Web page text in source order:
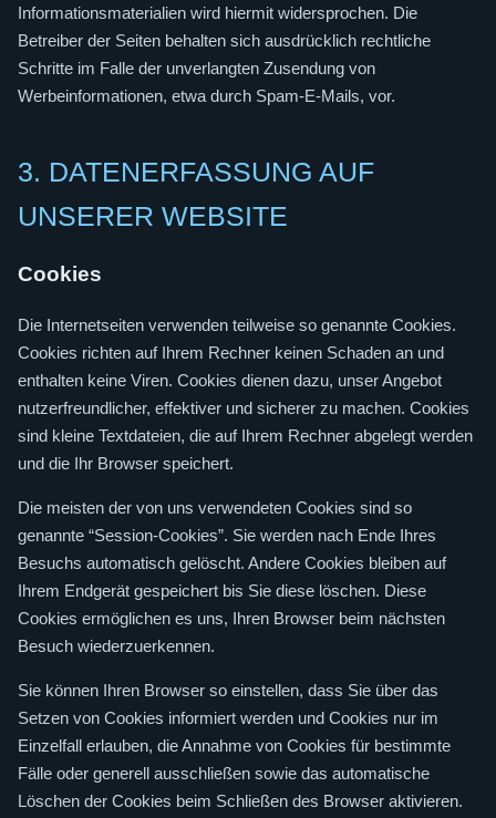
Informationsmaterialien wird hiermit widersprochen. Die
Betreiber der Seiten behalten sich ausdrücklich rechtliche
Schritte im Falle der unverlangten Zusendung von
Werbeinformationen, etwa durch Spam-E-Mails, vor.
3. DATENERFASSUNG AUF
UNSERER WEBSITE
Cookies
Die Internetseiten verwenden teilweise so genannte Cookies.
Cookies richten auf Ihrem Rechner keinen Schaden an und
enthalten keine Viren. Cookies dienen dazu, unser Angebot
nutzerfreundlicher, effektiver und sicherer zu machen. Cookies
sind kleine Textdateien, die auf Ihrem Rechner abgelegt werden
und die Ihr Browser speichert.
Die meisten der von uns verwendeten Cookies sind so
genannte “Session-Cookies”. Sie werden nach Ende Ihres
Besuchs automatisch gelöscht. Andere Cookies bleiben auf
Ihrem Endgerät gespeichert bis Sie diese löschen. Diese
Cookies ermöglichen es uns, Ihren Browser beim nächsten
Besuch wiederzuerkennen.
Sie können Ihren Browser so einstellen, dass Sie über das
Setzen von Cookies informiert werden und Cookies nur im
Einzelfall erlauben, die Annahme von Cookies für bestimmte
Fälle oder generell ausschließen sowie das automatische
Löschen der Cookies beim Schließen des Browser aktivieren.